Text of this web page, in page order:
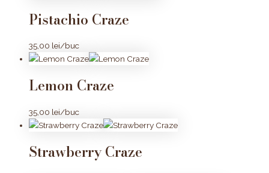
Pistachio Craze
35,00 lei/buc
Lemon Craze
35,00 lei/buc
Strawberry Craze